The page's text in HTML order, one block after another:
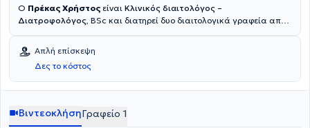
O Πρέκας Χρήστος είναι Κλινικός διαιτολόγος –
Διατροφολόγος, BSc και διατηρεί δυο διαιτολογικά γραφεία απο
τμήματος Επιστήμης Διατροφής και Διαιτολογίας του Χαροκοπείου
Πανεπιστημίου Αθηνών και μέλος του Πανελλήνιου Συλλόγου
Διαιτολόγων – Διατροφολόγων. Έχει συμμετάσχει σε πληθώρα
ερευνών και μελετών, πραγματοποιεί ημερίδες και ομιλίες σε
παχυσαρκία ενώ παράλληλα αρθρογραφεί τακτικά σε ιστοσελίδες
και εφημερίδες πανελλήνιας εμβέλειας.
Απλή επίσκεψη
Δες το κόστος
ΒιντεοκλήσηΓραφείο 1